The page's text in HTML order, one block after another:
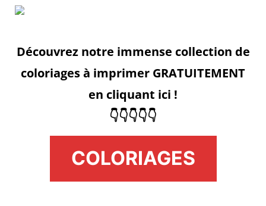
Découvrez notre immense collection de
coloriages à imprimer GRATUITEMENT
en cliquant ici !
👇👇👇👇👇
COLORIAGES